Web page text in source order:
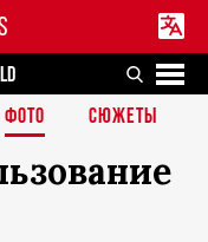
ФОТО СЮЖЕТЫ